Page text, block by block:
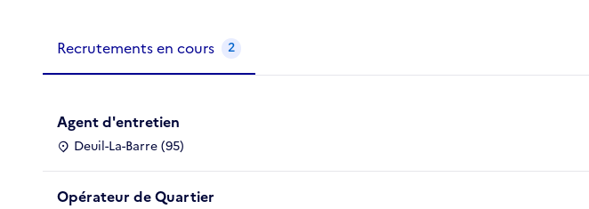
Métiers de la structure
Recrutements en cours 2
Agent d'entretien
Deuil-La-Barre (95)
Opérateur de Quartier